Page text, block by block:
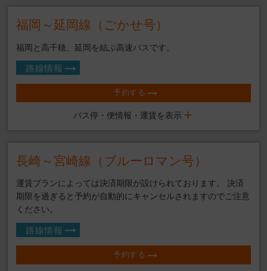
福岡～延岡線（ごかせ号）
福岡と高千穂、延岡を結ぶ高速バスです。
路線情報
予約する
バス停・便情報・運賃を表示
長崎～宮崎線（ブルーロマン号）
運賃プランによっては決済期限が設けられております。 決済
期限を過ぎると予約が自動的にキャンセルされますのでご注意
ください。
路線情報
予約する